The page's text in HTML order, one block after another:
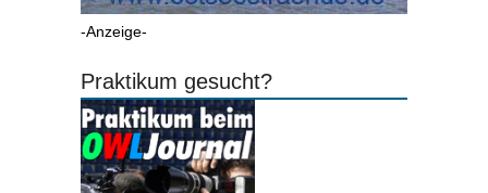
-Anzeige-
Praktikum gesucht?